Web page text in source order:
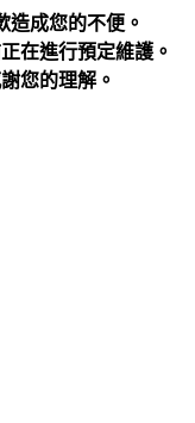
造成您的不便。
在進行預定維護。
您的理解。